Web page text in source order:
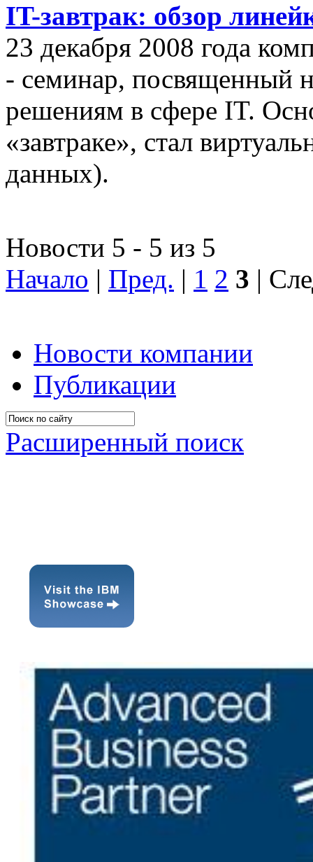
IT-завтрак: обзор
23 декабря 2008 года
- семинар, посвященный
решениям в сфере IT.
«завтраке», стал
данных).
Новости 5 - 5 из 5
Начало | Пред. | 1 2 3 |
Новости компании
Публикации
Расширенный поиск